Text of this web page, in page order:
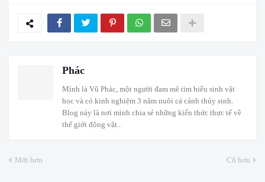
Phác
Mình là Vũ Phác, một người đam mê tìm hiểu sinh vật
học và có kinh nghiệm 3 năm nuôi cá cảnh thủy sinh.
Blog này là nơi mình chia sẻ những kiến thức thực tế về
thế giới động vật..
Mới hơn Cũ hơn